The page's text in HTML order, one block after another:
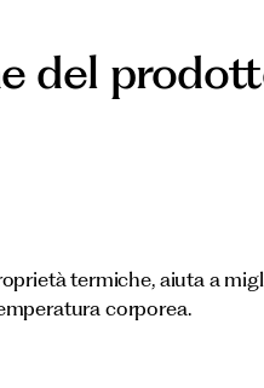
del
termiche, aiuta a
corporea.